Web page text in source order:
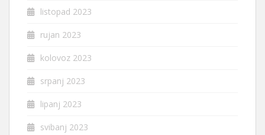
listopad 2023
rujan 2023
kolovoz 2023
srpanj 2023
lipanj 2023
svibanj 2023